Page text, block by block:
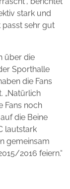
stark und
passt sehr gut
über die
Sporthalle
die Fans
„Natürlich
Fans noch
die Beine
lautstark
gemeinsam
2016 feiern.“